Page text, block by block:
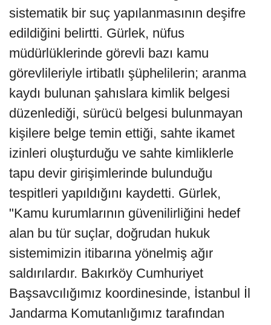
sistematik bir suç yapılanmasının deşifre
edildiğini belirtti. Gürlek, nüfus
müdürlüklerinde görevli bazı kamu
görevlileriyle irtibatlı şüphelilerin; aranma
kaydı bulunan şahıslara kimlik belgesi
düzenlediği, sürücü belgesi bulunmayan
kişilere belge temin ettiği, sahte ikamet
izinleri oluşturduğu ve sahte kimliklerle
tapu devir girişimlerinde bulunduğu
tespitleri yapıldığını kaydetti. Gürlek,
"Kamu kurumlarının güvenilirliğini hedef
alan bu tür suçlar, doğrudan hukuk
sistemimizin itibarına yönelmiş ağır
saldırılardır. Bakırköy Cumhuriyet
Başsavcılığımız koordinesinde, İstanbul İl
Jandarma Komutanlığımız tarafından